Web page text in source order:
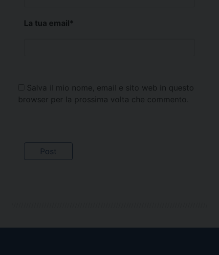
La tua email*
Salva il mio nome, email e sito web in questo
browser per la prossima volta che commento.